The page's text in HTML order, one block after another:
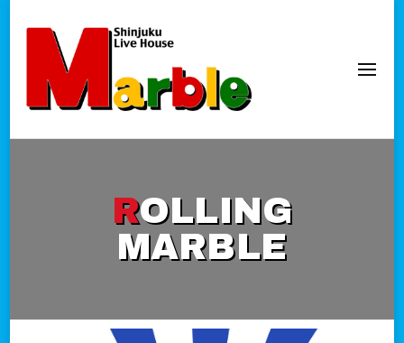
新宿Marble
official website
ROLLING
MARBLE